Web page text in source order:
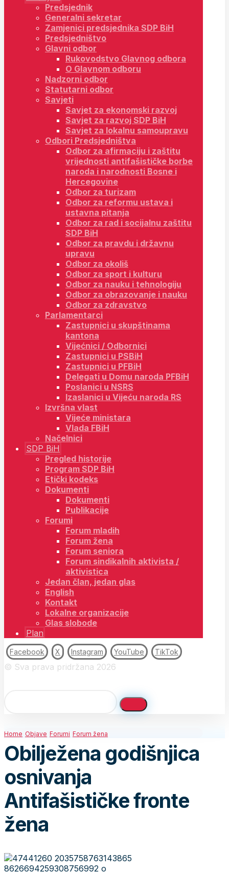
Predsjednik
Generalni sekretar
Zamjenici predsjednika SDP BiH
Predsjedništvo
Glavni odbor
Rukovodstvo Glavnog odbora
O Glavnom odboru
Nadzorni odbor
Statutarni odbor
Savjeti
Savjet za ekonomski razvoj
Savjet za razvoj SDP BiH
Savjet za lokalnu samoupravu
Odbori Predsjedništva
Odbor za afirmaciju i zaštitu
vrijednosti antifašističke borbe
naroda i narodnosti Bosne i
Hercegovine
Odbor za turizam
Odbor za reformu ustava i
ustavna pitanja
Odbor za rad i socijalnu zaštitu
SDP BiH
Odbor za pravdu i državnu
upravu
Odbor za okoliš
Odbor za sport i kulturu
Odbor za nauku i tehnologiju
Odbor za obrazovanje i nauku
Odbor za zdravstvo
Parlamentarci
Zastupnici u skupštinama
kantona
Vijećnici / Odbornici
Zastupnici u PSBiH
Zastupnici u PFBiH
Delegati u Domu naroda PFBiH
Poslanici u NSRS
Izaslanici u Vijeću naroda RS
Izvršna vlast
Vijeće ministara
Vlada FBiH
Načelnici
SDP BiH
Pregled historije
Program SDP BiH
Etički kodeks
Dokumenti
Dokumenti
Publikacije
Forumi
Forum mladih
Forum žena
Forum seniora
Forum sindikalnih aktivista /
aktivistica
Jedan član, jedan glas
English
Kontakt
Lokalne organizacije
Glas slobode
Plan
Facebook X Instagram YouTube TikTok
© Sva prava pridržana 2026
Home Objave Forumi Forum žena
Obilježena godišnjica
osnivanja
Antifašističke fronte
žena